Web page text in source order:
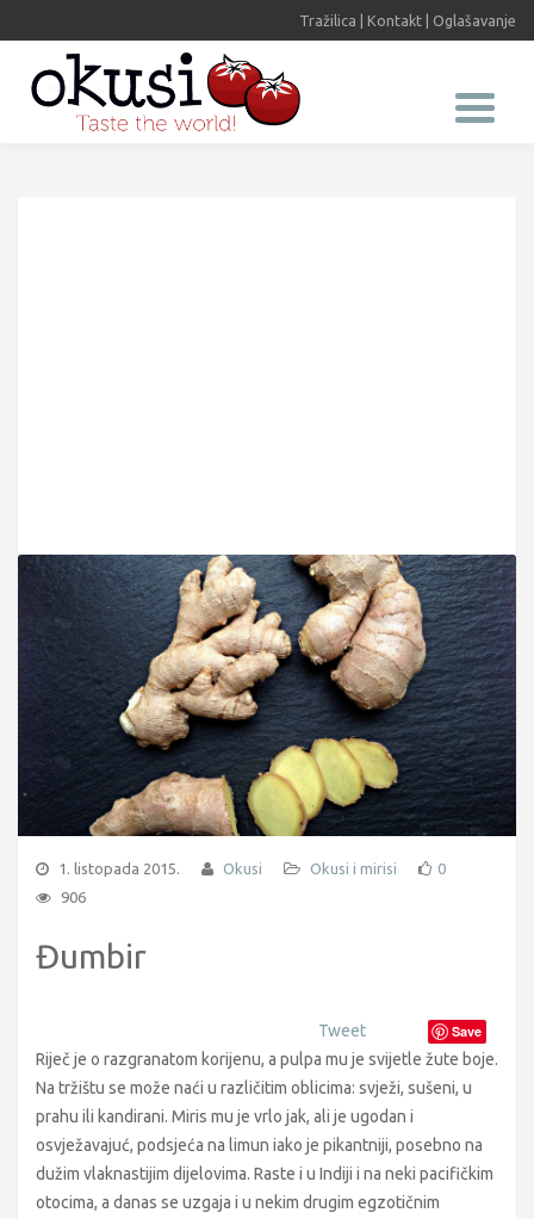
Tražilica Kontakt Oglašavanje
1. listopada 2015. Okusi Okusi i mirisi
0
906
Đumbir
Tweet Save
Riječ je o razgranatom korijenu, a pulpa mu je svijetle žute boje.
Na tržištu se može naći u različitim oblicima: svježi, sušeni, u
prahu ili kandirani. Miris mu je vrlo jak, ali je ugodan i
osvježavajuć, podsjeća na limun iako je pikantniji, posebno na
dužim vlaknastijim dijelovima. Raste i u Indiji i na neki pacifičkim
otocima, a danas se uzgaja i u nekim drugim egzotičnim